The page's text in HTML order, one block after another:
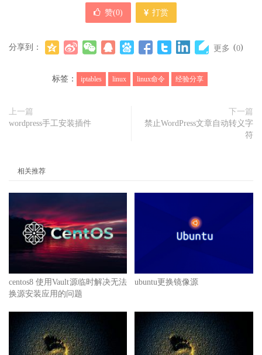
赞(0) 打赏
分享到： 更多 (0)
标签： iptables linux linux命令 经验分享
上一篇
wordpress手工安装插件
下一篇
禁止WordPress文章自动转义字
符
相关推荐
centos8 使用Vault源临时解决无法
换源安装应用的问题
ubuntu更换镜像源